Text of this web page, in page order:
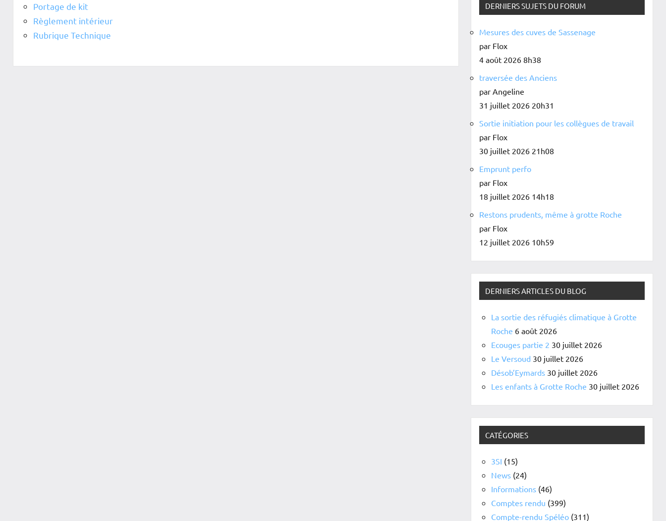
Portage de kit
Règlement intérieur
Rubrique Technique
DERNIERS SUJETS DU FORUM
Mesures des cuves de Sassenage
par Flox
4 août 2026 8h38
traversée des Anciens
par Angeline
31 juillet 2026 20h31
Sortie initiation pour les collègues de travail
par Flox
30 juillet 2026 21h08
Emprunt perfo
par Flox
18 juillet 2026 14h18
Restons prudents, même à grotte Roche
par Flox
12 juillet 2026 10h59
DERNIERS ARTICLES DU BLOG
La sortie des réfugiés climatique à Grotte
Roche 6 août 2026
Ecouges partie 2 30 juillet 2026
Le Versoud 30 juillet 2026
Désob’Eymards 30 juillet 2026
Les enfants à Grotte Roche 30 juillet 2026
CATÉGORIES
3SI (15)
News (24)
Informations (46)
Comptes rendu (399)
Compte-rendu Spéléo (311)